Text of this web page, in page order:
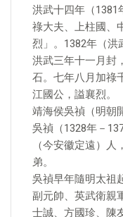
洪武十四年（1381
祿大夫、上柱國、
烈」。1382年（洪
洪武三年十一月封
石。七年八月加祿
江國公，謚襄烈。
靖海侯吳禎（明朝
吳禎（1328年－
（今安徽定遠）
弟。
吳禎早年隨明太祖
副元帥、英武衛親
士誠、方國珍、陳